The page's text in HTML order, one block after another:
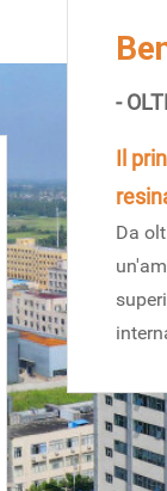
-
Il
Da